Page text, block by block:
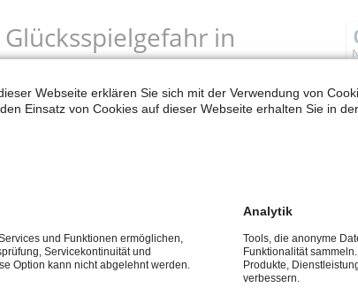
in
das System der „Belohnungs-Boxen“ und fordert
Regulierung.
in Kitas und der OGS“
die Verlängerung des Alltagshelfer-Programms in
Webseite erklären Sie sich mit der Verwendung von
Einsatz von Cookies auf dieser Webseite erhalten Sie in
und Funktionen ermöglichen,
Servicekontinuität und
Option kann nicht abgelehnt werden.
Analytik
Tools, die anonyme
Funktionalität
Produkte,
verbessern.